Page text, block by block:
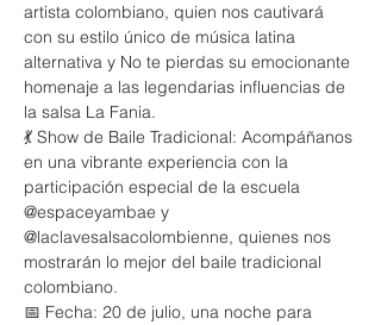
artista colombiano, quien nos cautivará
con su estilo único de música latina
alternativa y No te pierdas su emocionante
homenaje a las legendarias influencias de
la salsa La Fania.
💃 Show de Baile Tradicional: Acompáñanos
en una vibrante experiencia con la
participación especial de la escuela
@espaceyambae y
@laclavesalsacolombienne, quienes nos
mostrarán lo mejor del baile tradicional
colombiano.
📅 Fecha: 20 de julio, una noche para